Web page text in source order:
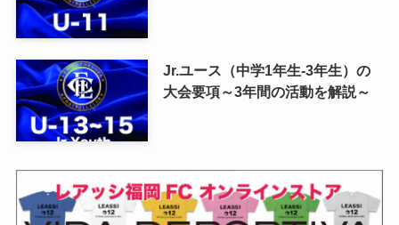
Jr.ユース（中学1年生-3年生）の
大会要項～3年間の活動を解説～